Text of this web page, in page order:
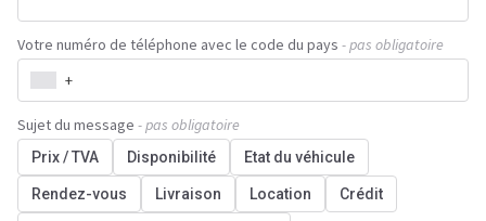
Votre numéro de téléphone avec le code du pays - pas obligatoire
+
Sujet du message - pas obligatoire
Prix / TVA Disponibilité Etat du véhicule
Rendez-vous Livraison Location Crédit